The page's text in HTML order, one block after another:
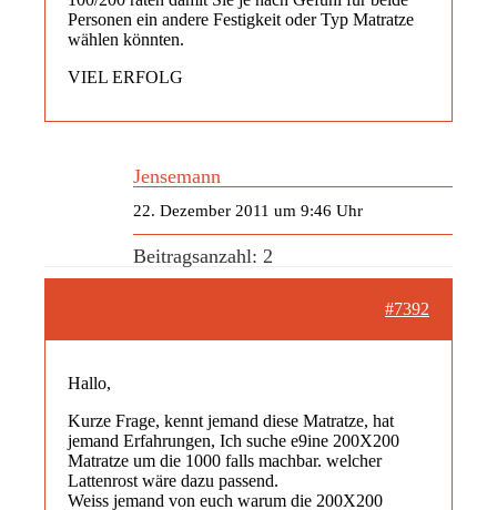
Personen ein andere Festigkeit oder Typ Matratze
wählen könnten.
VIEL ERFOLG
Jensemann
22. Dezember 2011 um 9:46 Uhr
Beitragsanzahl: 2
#7392
Hallo,
Kurze Frage, kennt jemand diese Matratze, hat
jemand Erfahrungen, Ich suche e9ine 200X200
Matratze um die 1000 falls machbar. welcher
Lattenrost wäre dazu passend.
Weiss jemand von euch warum die 200X200